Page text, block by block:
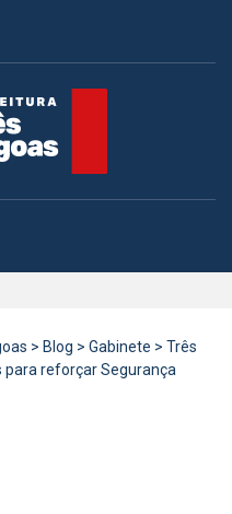
> Blog > Gabinete > Três
para reforçar Segurança